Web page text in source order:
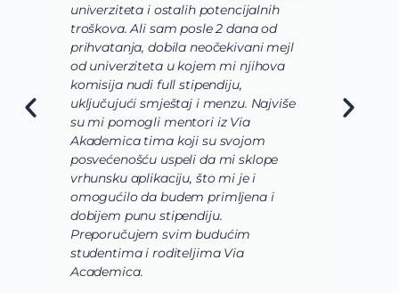
univerziteta i ostalih potencijalnih
troškova. Ali sam posle 2 dana od
prihvatanja, dobila neočekivani mejl
od univerziteta u kojem mi njihova
komisija nudi full stipendiju,
uključujući smještaj i menzu. Najviše
su mi pomogli mentori iz Via
Akademica tima koji su svojom
posvećenošću uspeli da mi sklope
vrhunsku aplikaciju, što mi je i
omogućilo da budem primljena i
dobijem punu stipendiju.
Preporučujem svim budućim
studentima i roditeljima Via
Academica.